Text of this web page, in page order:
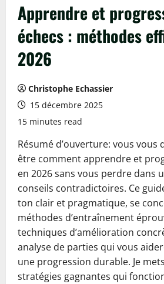
Apprendre et
échecs : méthodes
2026
Christophe Echassier
15 décembre 2025
15 minutes read
Résumé d’ouverture: vous vous
être comment apprendre et
en 2026 sans vous perdre dans
conseils contradictoires. Ce
ton clair et pragmatique, se
méthodes d’entraînement
techniques d’amélioration
analyse de parties qui vous
une progression durable. Je
stratégies gagnantes qui